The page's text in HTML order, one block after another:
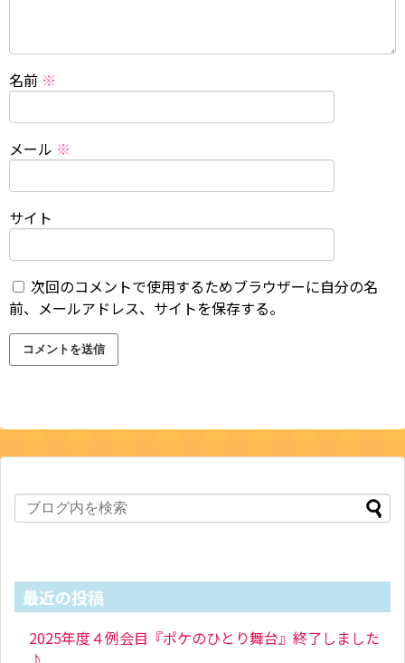
名前 ※
メール ※
サイト
次回のコメントで使用するためブラウザーに自分の名
前、メールアドレス、サイトを保存する。
最近の投稿
2025年度４例会目『ポケのひとり舞台』終了しました